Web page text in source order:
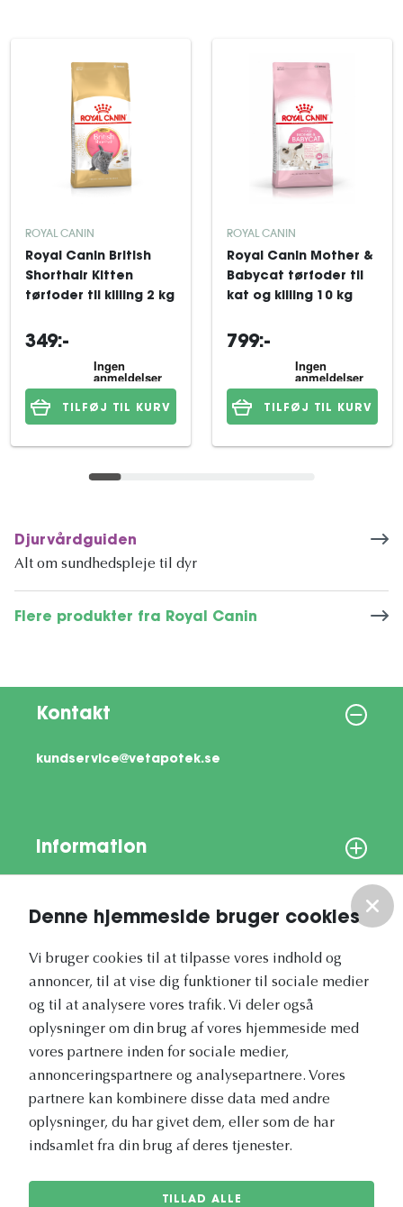
Denne hjemmeside bruger cookies
Vi bruger cookies til at tilpasse vores indhold og
annoncer, til at vise dig funktioner til sociale medier
og til at analysere vores trafik. Vi deler også
oplysninger om din brug af vores hjemmeside med
vores partnere inden for sociale medier,
annonceringspartnere og analysepartnere. Vores
partnere kan kombinere disse data med andre
oplysninger, du har givet dem, eller som de har
indsamlet fra din brug af deres tjenester.
TILLAD ALLE
ROYAL CANIN
Royal Canin British
Shorthair Kitten
tørfoder til killing 2 kg
349:-
TILFØJ TIL KURV
ROYAL CANIN
Royal Canin Mother &
Babycat tørfoder til
kat og killing 10 kg
799:-
TILFØJ TIL KURV
Djurvårdguiden
Alt om sundhedspleje til dyr
Flere produkter fra Royal Canin
Kontakt
kundservice@vetapotek.se
Information
Vores nyhedsbrev
Vetapotek.dk er en del af
Evidensia
Dyresundhedspleje